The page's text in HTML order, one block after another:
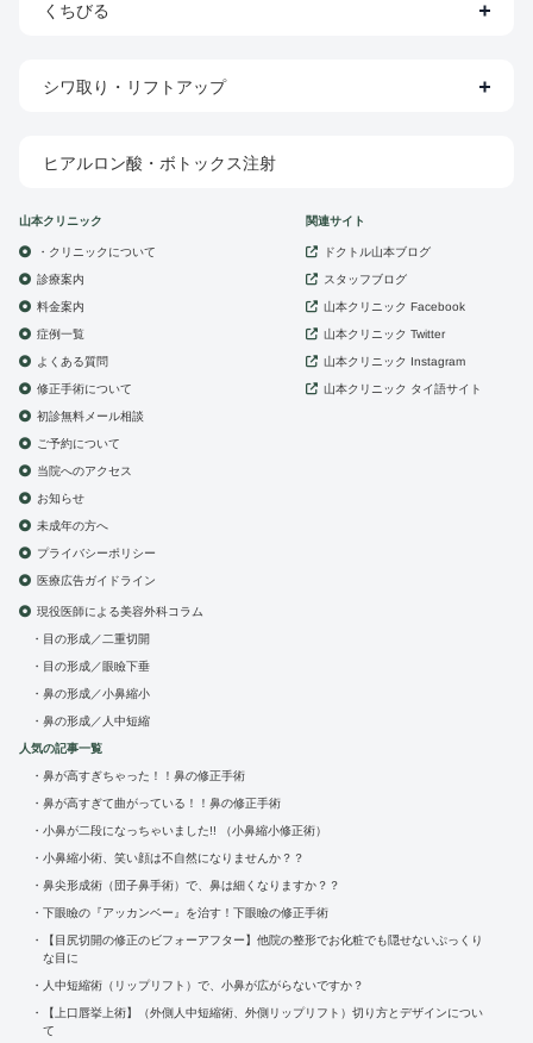
くちびる
シワ取り・リフトアップ
ヒアルロン酸・ボトックス注射
山本クリニック
・クリニックについて
診療案内
料金案内
症例一覧
よくある質問
修正手術について
初診無料メール相談
ご予約について
当院へのアクセス
お知らせ
未成年の方へ
プライバシーポリシー
医療広告ガイドライン
現役医師による美容外科コラム
目の形成／二重切開
目の形成／眼瞼下垂
鼻の形成／小鼻縮小
鼻の形成／人中短縮
人気の記事一覧
鼻が高すぎちゃった！！鼻の修正手術
鼻が高すぎて曲がっている！！鼻の修正手術
小鼻が二段になっちゃいました!! （小鼻縮小修正術）
小鼻縮小術、笑い顔は不自然になりませんか？？
鼻尖形成術（団子鼻手術）で、鼻は細くなりますか？？
下眼瞼の『アッカンベー』を治す！下眼瞼の修正手術
【目尻切開の修正のビフォーアフター】他院の整形でお化粧でも隠せないぷっくり
な目に
人中短縮術（リップリフト）で、小鼻が広がらないですか？
【上口唇挙上術】（外側人中短縮術、外側リップリフト）切り方とデザインについ
て
関連サイト
ドクトル山本ブログ
スタッフブログ
山本クリニック Facebook
山本クリニック Twitter
山本クリニック Instagram
山本クリニック タイ語サイト